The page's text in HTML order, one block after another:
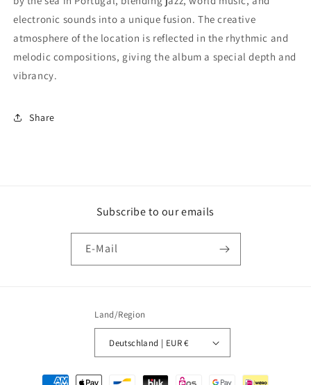
electronic sounds into a unique fusion. The creative
atmosphere of the location is reflected in the rhythmic and
melodic compositions, giving the album a special depth and
vibrancy.
Share
Subscribe to our emails
E-Mail
Land/Region
Deutschland | EUR €
Zahlungsmethoden